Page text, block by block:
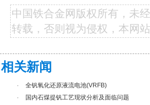
中国铁合金网版权所有，未
转载，否则视为侵权，本网
相关新闻
·
全钒氧化还原液流电池(VRFB)
·
国内石煤提钒工艺现状分析及面临问题